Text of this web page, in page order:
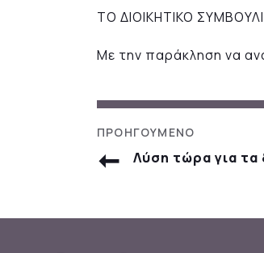
ΤΟ ΔΙΟΙΚΗΤΙΚΟ
Με την παράκληση να
Λύση τώρα για